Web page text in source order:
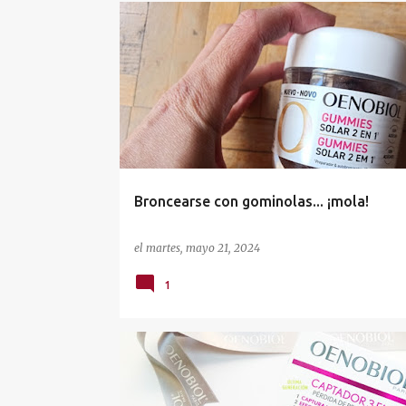
E
n
t
r
a
d
Broncearse con gominolas... ¡mola!
el martes, mayo 21, 2024
NUTRICOSMÉTICA OENOBIOL
1
NUTRICOSMÉTICA OENOBIOL OPERACIÓN